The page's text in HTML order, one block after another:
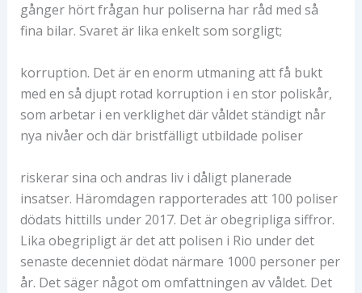
gånger hört frågan hur poliserna har råd med så
fina bilar. Svaret är lika enkelt som sorgligt;
korruption. Det är en enorm utmaning att få bukt
med en så djupt rotad korruption i en stor poliskår,
som arbetar i en verklighet där våldet ständigt når
nya nivåer och där bristfälligt utbildade poliser
riskerar sina och andras liv i dåligt planerade
insatser. Häromdagen rapporterades att 100 poliser
dödats hittills under 2017. Det är obegripliga siffror.
Lika obegripligt är det att polisen i Rio under det
senaste decenniet dödat närmare 1000 personer per
år. Det säger något om omfattningen av våldet. Det